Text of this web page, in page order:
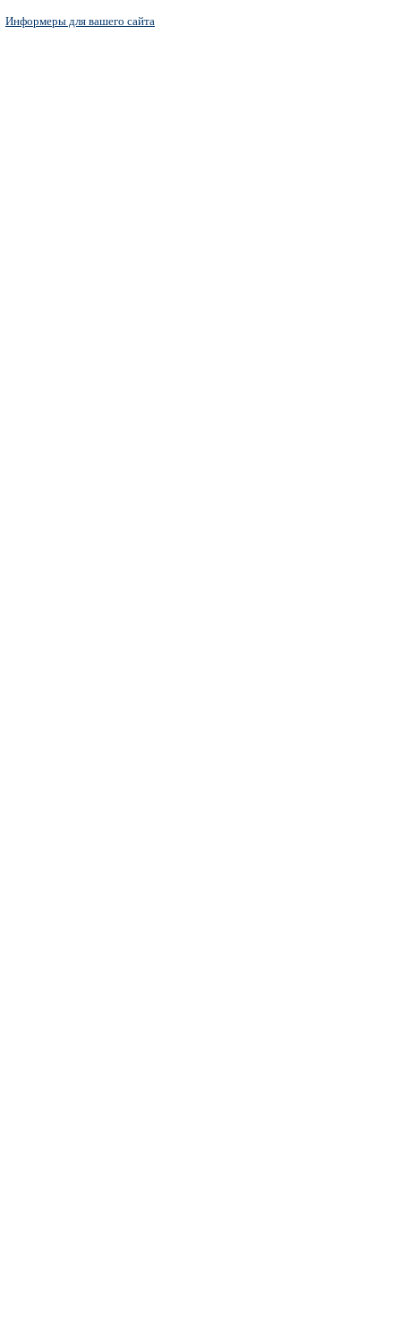
Информеры для вашего сайта